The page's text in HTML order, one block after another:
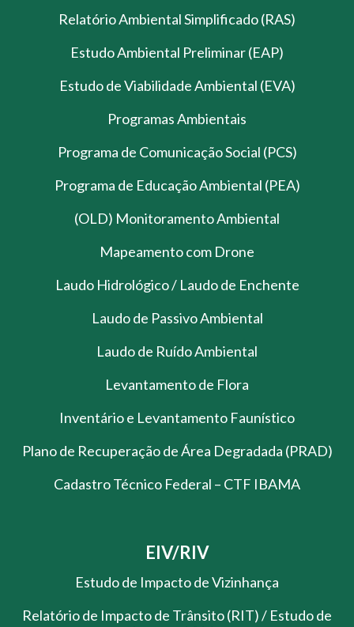
Relatório Ambiental Simplificado (RAS)
Estudo Ambiental Preliminar (EAP)
Estudo de Viabilidade Ambiental (EVA)
Programas Ambientais
Programa de Comunicação Social (PCS)
Programa de Educação Ambiental (PEA)
(OLD) Monitoramento Ambiental
Mapeamento com Drone
Laudo Hidrológico / Laudo de Enchente
Laudo de Passivo Ambiental
Laudo de Ruído Ambiental
Levantamento de Flora
Inventário e Levantamento Faunístico
Plano de Recuperação de Área Degradada (PRAD)
Cadastro Técnico Federal – CTF IBAMA
EIV/RIV
Estudo de Impacto de Vizinhança
Relatório de Impacto de Trânsito (RIT) / Estudo de